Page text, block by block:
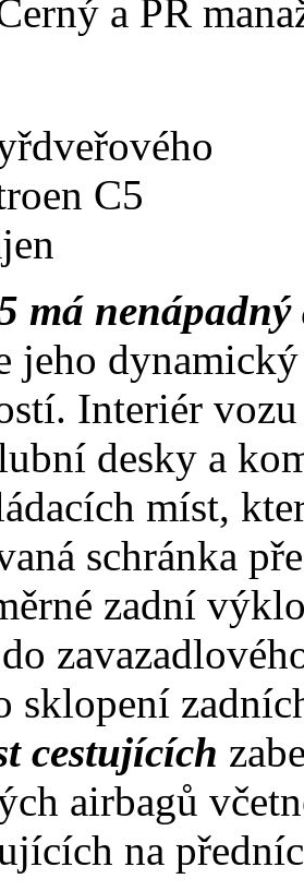
a PR
má
jeho
Interiér
desky a
míst,
schránka
zadní
sklopení
cestujících
airbagů
na